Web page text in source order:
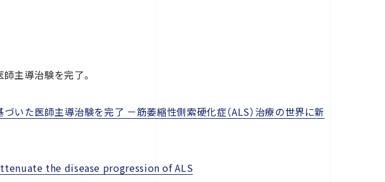
主導治験を完了。
いた医師主導治験を完了 －筋萎縮性側索硬化症（ALS）治療の世界に新
the disease progression of ALS